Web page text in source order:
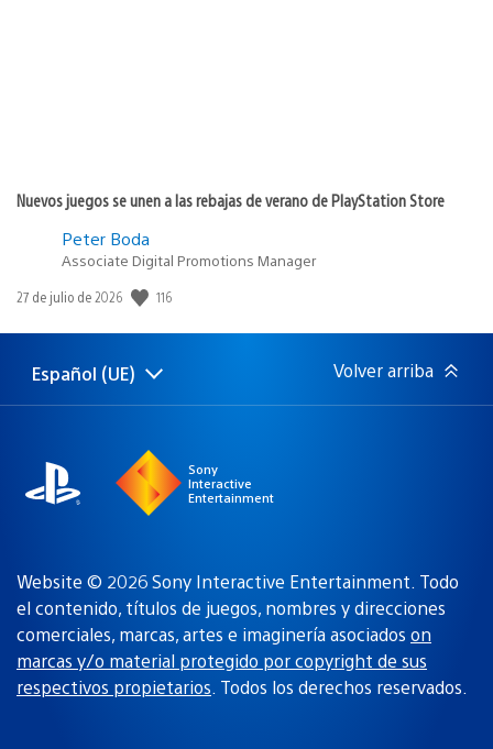
Nuevos juegos se unen a las rebajas de verano de PlayStation Store
Peter Boda
Associate Digital Promotions Manager
Fecha
publicación:
27 de julio de 2026 116
Selecciona
una
Región
actual:
Español (UE) Volver arriba
Sony
Interactive
Entertainment
Website © 2026 Sony Interactive Entertainment. Todo
el contenido, títulos de juegos, nombres y direcciones
comerciales, marcas, artes e imaginería asociados on
marcas y/o material protegido por copyright de sus
respectivos propietarios. Todos los derechos reservados.